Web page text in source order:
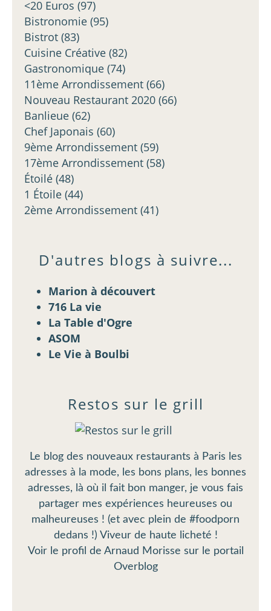
<20 Euros (97)
Bistronomie (95)
Bistrot (83)
Cuisine Créative (82)
Gastronomique (74)
11ème Arrondissement (66)
Nouveau Restaurant 2020 (66)
Banlieue (62)
Chef Japonais (60)
9ème Arrondissement (59)
17ème Arrondissement (58)
Étoilé (48)
1 Étoile (44)
2ème Arrondissement (41)
Restos sur le grill
Le blog des nouveaux restaurants à Paris les
adresses à la mode, les bons plans, les bonnes
adresses, là où il fait bon manger, je vous fais
partager mes expériences heureuses ou
malheureuses ! (et avec plein de #foodporn
dedans !) Viveur de haute licheté !
Voir le profil de Arnaud Morisse sur le portail
Overblog
D'autres blogs à suivre...
Marion à découvert
716 La vie
La Table d'Ogre
ASOM
Le Vie à Boulbi